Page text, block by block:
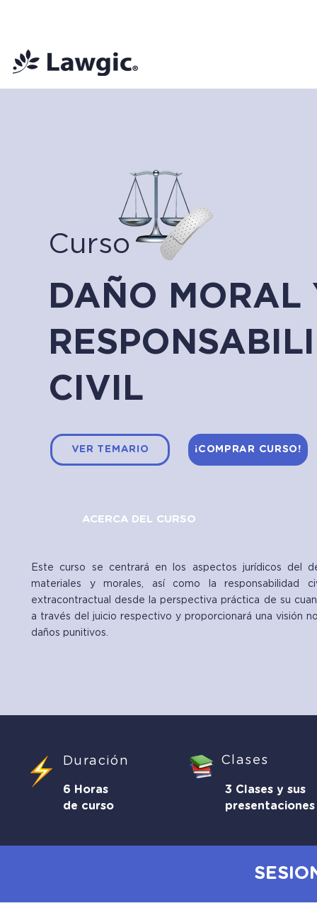
Curso
DAÑO MORAL
CIVIL
VER TEMARIO ¡COMPRAR CURSO!
ACERCA DEL CURSO
Este curso se centrará en los aspectos jurídicos del
materiales y morales, así como la responsabilidad
extracontractual desde la perspectiva práctica de su
a través del juicio respectivo y proporcionará una visión
daños punitivos.
Duración
6 Horas
de curso
Clases
3 Clases y sus
presentaciones